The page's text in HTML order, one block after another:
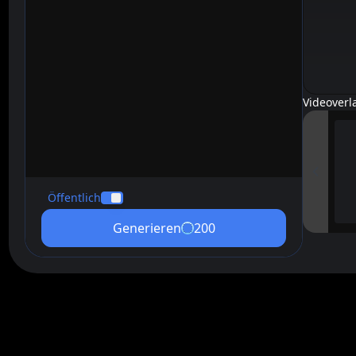
Öffentlich
Generieren 200